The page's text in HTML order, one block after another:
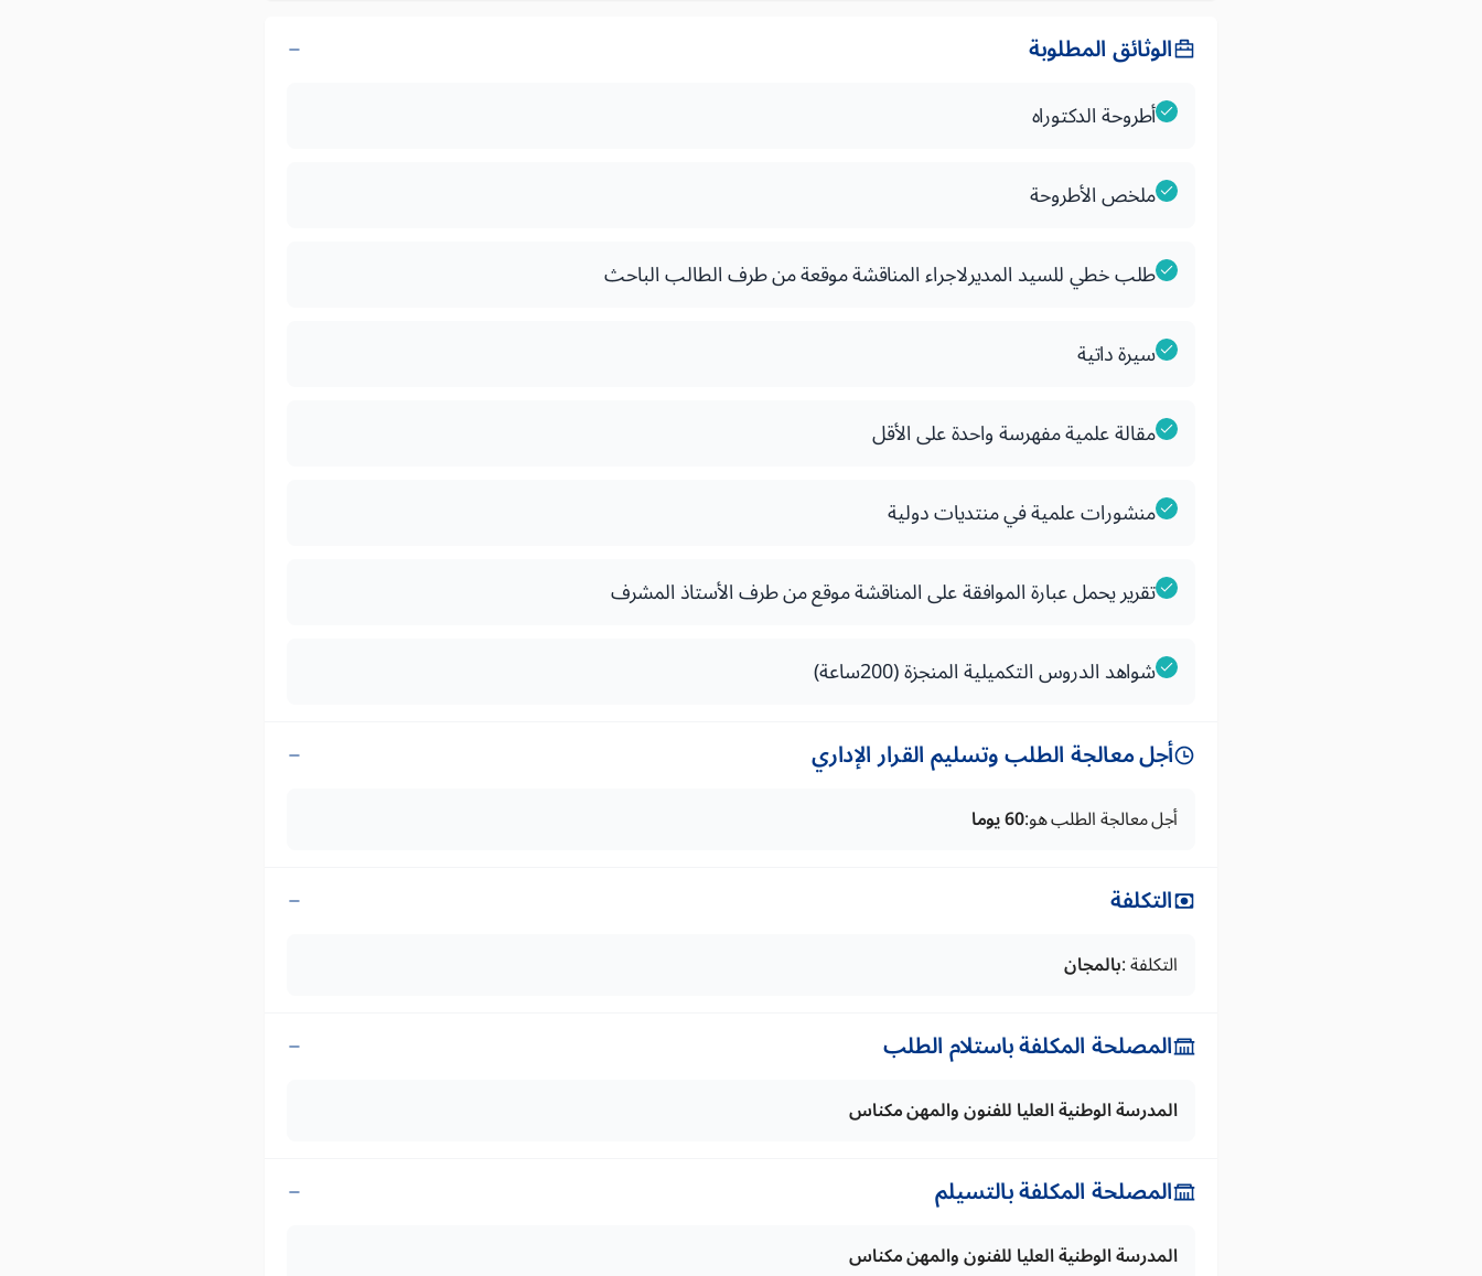
الوثائق المطلوبة
أطروحة الدكتوراه
ملخص الأطروحة
طلب خطي للسيد المديرلاجراء المناقشة موقعة من طرف الطالب الباحث
سيرة داتية
مقالة علمية مفهرسة واحدة على الأقل
منشورات علمية في منتديات دولية
تقرير يحمل عبارة الموافقة على المناقشة موقع من طرف الأستاذ المشرف
شواهد الدروس التكميلية المنجزة (200ساعة)
أجل معالجة الطلب وتسليم القرار الإداري
أجل معالجة الطلب هو:60 يوما
التكلفة
التكلفة :بالمجان
المصلحة المكلفة باستلام الطلب
المدرسة الوطنية العليا للفنون والمهن مكناس
المصلحة المكلفة بالتسيلم
المدرسة الوطنية العليا للفنون والمهن مكناس